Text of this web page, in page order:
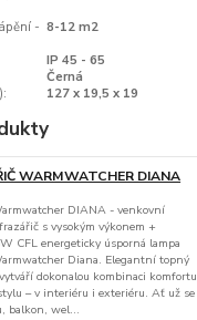
- 8-12 m2
IP 45 - 65
Černá
127 x 19,5 x 19
WARMWATCHER DIANA
DIANA - venkovní
s vysokým výkonem +
CFL energeticky úsporná lampa
Diana. Elegantní topný
dokonalou kombinaci komfortu
– v interiéru i exteriéru. Ať už se
balkon, wel...